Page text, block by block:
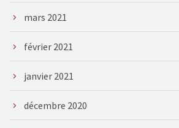
mars 2021
février 2021
janvier 2021
décembre 2020